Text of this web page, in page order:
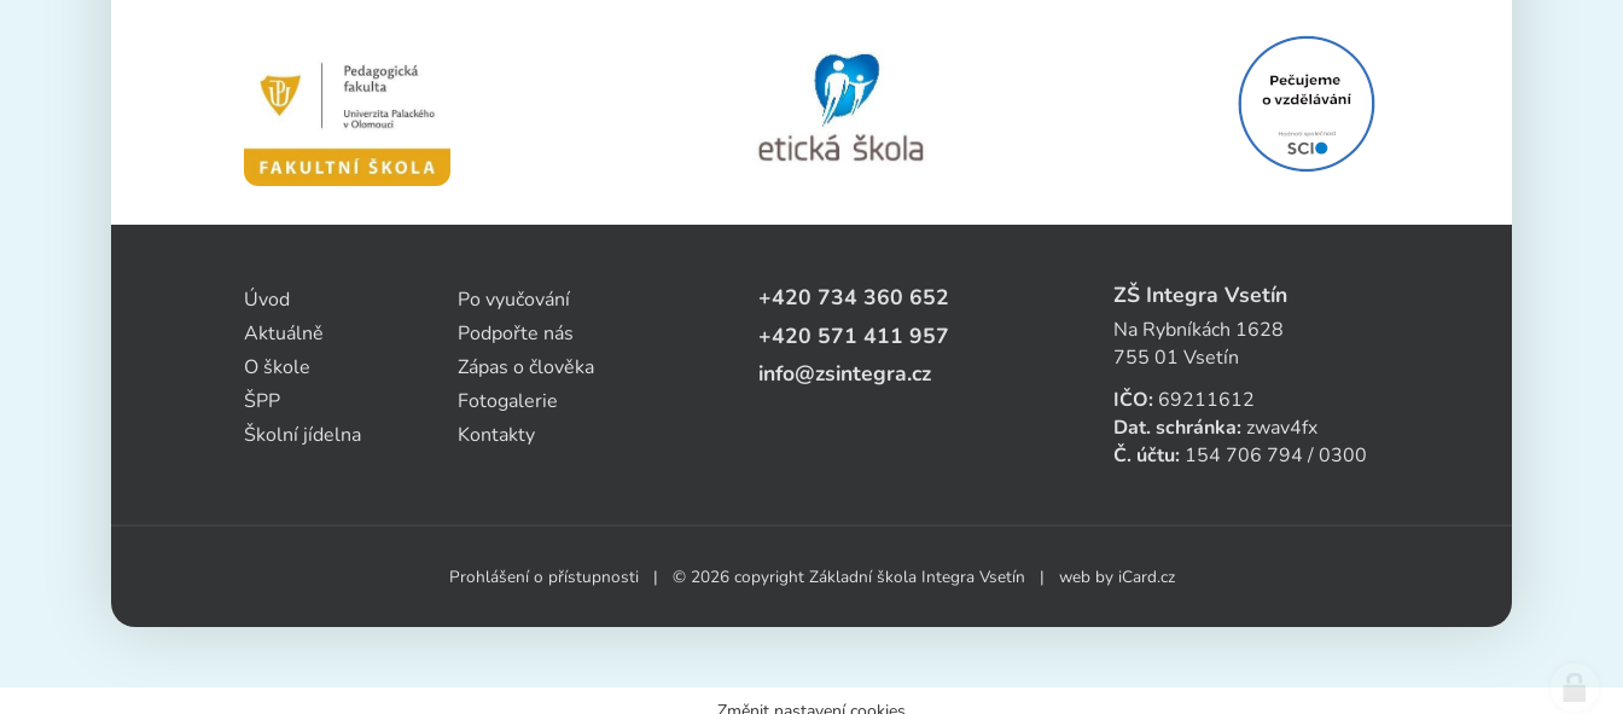
Úvod
Aktuálně
O škole
ŠPP
Školní jídelna
Po vyučování
Podpořte nás
Zápas o člověka
Fotogalerie
Kontakty
+420 734 360 652
+420 571 411 957
info@zsintegra.cz
ZŠ Integra Vsetín
Na Rybníkách 1628
755 01 Vsetín
IČO: 69211612
Dat. schránka: zwav4fx
Č. účtu: 154 706 794 / 0300
Prohlášení o přístupnosti| © 2026 copyright Základní škola Integra Vsetín | web by iCard.cz